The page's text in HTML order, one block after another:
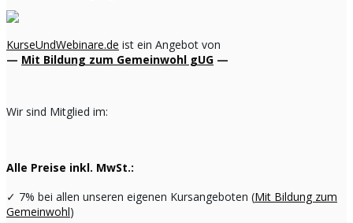
KurseUndWebinare.de ist ein Angebot von
— Mit Bildung zum Gemeinwohl gUG —
Wir sind Mitglied im:
Alle Preise inkl. MwSt.:
✓ 7% bei allen unseren eigenen Kursangeboten (Mit Bildung zum
Gemeinwohl)